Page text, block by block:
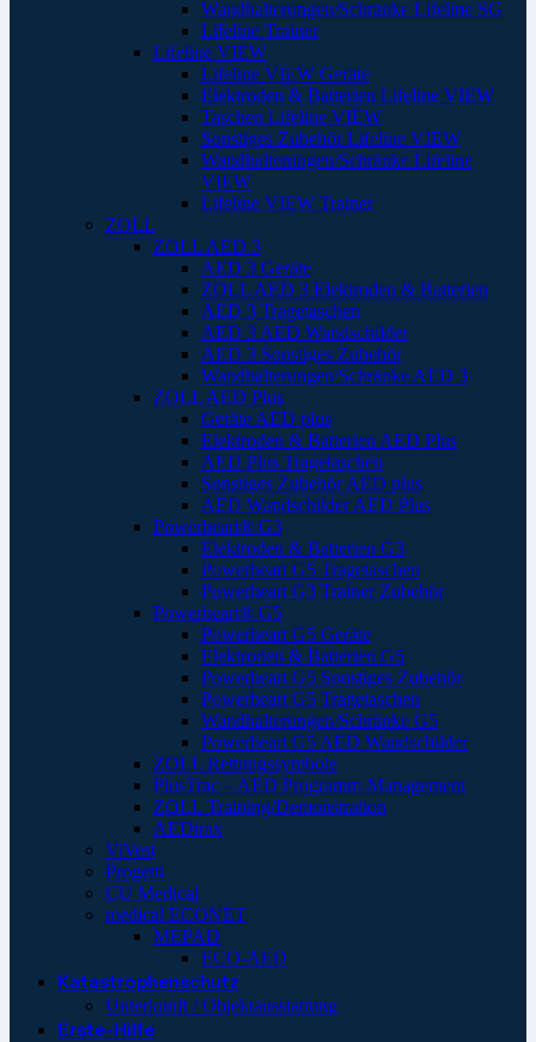
Wandhalterungen/Schränke Lifeline SG
Lifeline Trainer
Lifeline VIEW
Lifeline VIEW Geräte
Elektroden & Batterien Lifeline VIEW
Taschen Lifeline VIEW
Sonstiges Zubehör Lifeline VIEW
Wandhalterungen/Schränke Lifeline
VIEW
Lifeline VIEW Trainer
ZOLL
ZOLL AED 3
AED 3 Geräte
ZOLL AED 3 Elektroden & Batterien
AED 3 Tragetaschen
AED 3 AED Wandschilder
AED 3 Sonstiges Zubehör
Wandhalterungen/Schränke AED 3
ZOLL AED Plus
Geräte AED plus
Elektroden & Batterien AED Plus
AED Plus Tragetaschen
Sonstiges Zubehör AED plus
AED Wandschilder AED Plus
Powerheart® G3
Elektroden & Batterien G3
Powerheart G5 Tragetaschen
Powerheart G3 Trainer Zubehör
Powerheart® G5
Powerheart G5 Geräte
Elektroden & Batterien G5
Powerheart G5 Sonstiges Zubehör
Powerheart G5 Tragetaschen
Wandhalterungen/Schränke G5
Powerheart G5 AED Wandschilder
ZOLL Rettungssymbole
PlusTrac – AED Programm-Management
ZOLL Training/Demonstration
AEDtrax
ViVest
Progetti
CU Medical
medical ECONET
MEPAD
ECO-AED
Katastrophenschutz
Unterkunft / Objektausstattung
Erste-Hilfe